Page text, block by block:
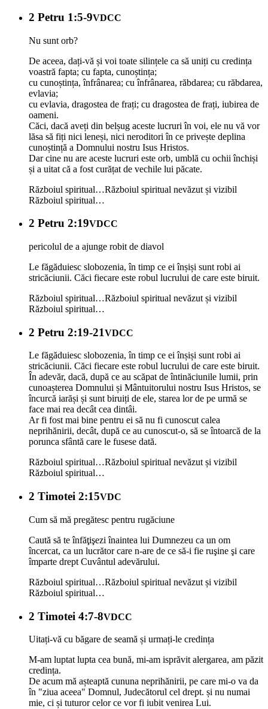
2 Petru 1:5-9VDCC
Nu sunt orb?
De aceea, dați-vă și voi toate silințele ca să uniți cu credința
voastră fapta; cu fapta, cunoștința;
cu cunoștința, înfrânarea; cu înfrânarea, răbdarea; cu răbdarea,
evlavia;
cu evlavia, dragostea de frați; cu dragostea de frați, iubirea de
oameni.
Căci, dacă aveți din belșug aceste lucruri în voi, ele nu vă vor
lăsa să fiți nici leneși, nici neroditori în ce privește deplina
cunoștință a Domnului nostru Isus Hristos.
Dar cine nu are aceste lucruri este orb, umblă cu ochii închiși
și a uitat că a fost curățat de vechile lui păcate.
Războiul spiritual…Războiul spiritual nevăzut și vizibil
Războiul spiritual…
2 Petru 2:19VDCC
pericolul de a ajunge robit de diavol
Le făgăduiesc slobozenia, în timp ce ei înșiși sunt robi ai
stricăciunii. Căci fiecare este robul lucrului de care este biruit.
Războiul spiritual…Războiul spiritual nevăzut și vizibil
Războiul spiritual…
2 Petru 2:19-21VDCC
Le făgăduiesc slobozenia, în timp ce ei înșiși sunt robi ai
stricăciunii. Căci fiecare este robul lucrului de care este biruit.
În adevăr, dacă, după ce au scăpat de întinăciunile lumii, prin
cunoașterea Domnului și Mântuitorului nostru Isus Hristos, se
încurcă iarăși și sunt biruiți de ele, starea lor de pe urmă se
face mai rea decât cea dintâi.
Ar fi fost mai bine pentru ei să nu fi cunoscut calea
neprihănirii, decât, după ce au cunoscut-o, să se întoarcă de la
porunca sfântă care le fusese dată.
Războiul spiritual…Războiul spiritual nevăzut și vizibil
Războiul spiritual…
2 Timotei 2:15VDC
Cum să mă pregătesc pentru rugăciune
Caută să te înfăţişezi înaintea lui Dumnezeu ca un om
încercat, ca un lucrător care n-are de ce să-i fie ruşine şi care
împarte drept Cuvântul adevărului.
Războiul spiritual…Războiul spiritual nevăzut și vizibil
Războiul spiritual…
2 Timotei 4:7-8VDCC
Uitați-vă cu băgare de seamă și urmați-le credința
M-am luptat lupta cea bună, mi-am isprăvit alergarea, am păzit
credința.
De acum mă așteaptă cununa neprihănirii, pe care mi-o va da
în "ziua aceea" Domnul, Judecătorul cel drept. și nu numai
mie, ci și tuturor celor ce vor fi iubit venirea Lui.